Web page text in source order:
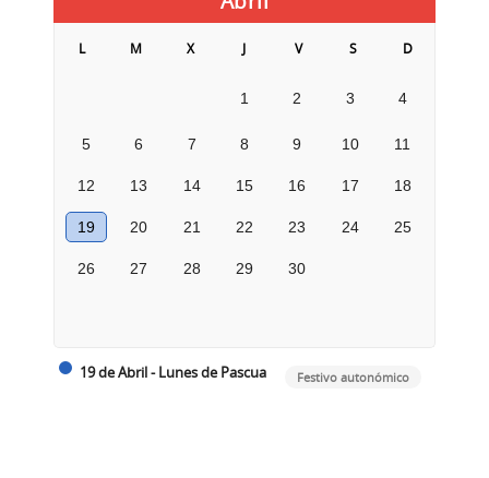
L M X J V S D
1 2 3 4
5 6 7 8 9 10 11
12 13 14 15 16 17 18
19 20 21 22 23 24 25
26 27 28 29 30
19 de Abril - Lunes de Pascua Festivo autonómico